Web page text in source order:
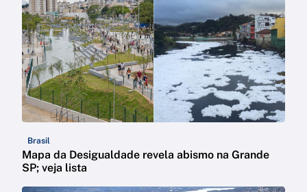
Brasil
Mapa da Desigualdade revela abismo na Grande
SP; veja lista